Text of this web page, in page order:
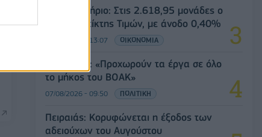
Χρηματιστήριο: Στις 2.618,95 μονάδες ο
Γενικός Δείκτης Τιμών, με άνοδο 0,40%
07/08/2026 - 13:07 ΟΙΚΟΝΟΜΙΑ
Χρ. Δήμας: «Προχωρούν τα έργα σε όλο
το μήκος του ΒΟΑΚ»
07/08/2026 - 09:50 ΠΟΛΙΤΙΚΗ
Πειραιάς: Κορυφώνεται η έξοδος των
αδειούχων του Αυγούστου